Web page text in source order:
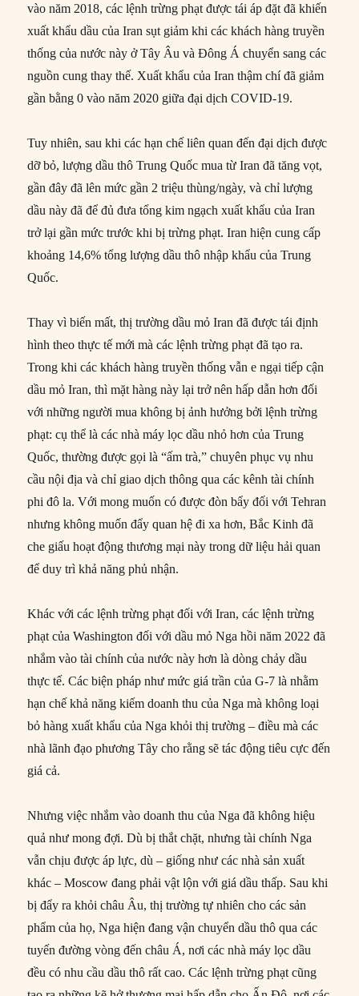
vào năm 2018, các lệnh trừng phạt được tái áp đặt đã khiến
xuất khẩu dầu của Iran sụt giảm khi các khách hàng truyền
thống của nước này ở Tây Âu và Đông Á chuyển sang các
nguồn cung thay thế. Xuất khẩu của Iran thậm chí đã giảm
gần bằng 0 vào năm 2020 giữa đại dịch COVID-19.
Tuy nhiên, sau khi các hạn chế liên quan đến đại dịch được
dỡ bỏ, lượng dầu thô Trung Quốc mua từ Iran đã tăng vọt,
gần đây đã lên mức gần 2 triệu thùng/ngày, và chỉ lượng
dầu này đã để đủ đưa tổng kim ngạch xuất khẩu của Iran
trở lại gần mức trước khi bị trừng phạt. Iran hiện cung cấp
khoảng 14,6% tổng lượng dầu thô nhập khẩu của Trung
Quốc.
Thay vì biến mất, thị trường dầu mỏ Iran đã được tái định
hình theo thực tế mới mà các lệnh trừng phạt đã tạo ra.
Trong khi các khách hàng truyền thống vẫn e ngại tiếp cận
dầu mỏ Iran, thì mặt hàng này lại trở nên hấp dẫn hơn đối
với những người mua không bị ảnh hưởng bởi lệnh trừng
phạt: cụ thể là các nhà máy lọc dầu nhỏ hơn của Trung
Quốc, thường được gọi là “ấm trà,” chuyên phục vụ nhu
cầu nội địa và chỉ giao dịch thông qua các kênh tài chính
phi đô la. Với mong muốn có được đòn bẩy đối với Tehran
nhưng không muốn đẩy quan hệ đi xa hơn, Bắc Kinh đã
che giấu hoạt động thương mại này trong dữ liệu hải quan
để duy trì khả năng phủ nhận.
Khác với các lệnh trừng phạt đối với Iran, các lệnh trừng
phạt của Washington đối với dầu mỏ Nga hồi năm 2022 đã
nhắm vào tài chính của nước này hơn là dòng chảy dầu
thực tế. Các biện pháp như mức giá trần của G-7 là nhằm
hạn chế khả năng kiếm doanh thu của Nga mà không loại
bỏ hàng xuất khẩu của Nga khỏi thị trường – điều mà các
nhà lãnh đạo phương Tây cho rằng sẽ tác động tiêu cực đến
giá cả.
Nhưng việc nhắm vào doanh thu của Nga đã không hiệu
quả như mong đợi. Dù bị thắt chặt, nhưng tài chính Nga
vẫn chịu được áp lực, dù – giống như các nhà sản xuất
khác – Moscow đang phải vật lộn với giá dầu thấp. Sau khi
bị đẩy ra khỏi châu Âu, thị trường tự nhiên cho các sản
phẩm của họ, Nga hiện đang vận chuyển dầu thô qua các
tuyến đường vòng đến châu Á, nơi các nhà máy lọc dầu
đều có nhu cầu dầu thô rất cao. Các lệnh trừng phạt cũng